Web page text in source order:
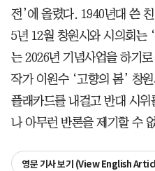
전’에 올렸다. 1940년대 쓴
5년 12월 창원시와 시의회는
는 2026년 기념사업을 하기
작가 이원수 ‘고향의 봄’ 창
플래카드를 내걸고 반대 시
나 아무런 반론을 제기할 수
영문 기사 보기 (View English